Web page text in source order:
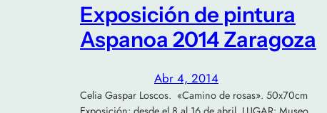
Exposición de pintura
Aspanoa 2014 Zaragoza
Abr 4, 2014
Celia Gaspar Loscos. «Camino de rosas». 50x70cm